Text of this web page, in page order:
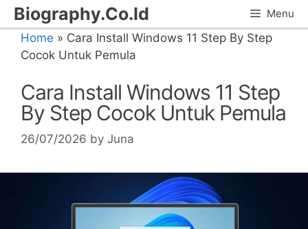
Skip
to
content
Biography.Co.Id Menu
Home » Cara Install Windows 11 Step By Step
Cocok Untuk Pemula
Cara Install Windows 11 Step
By Step Cocok Untuk Pemula
26/07/2026 by Juna